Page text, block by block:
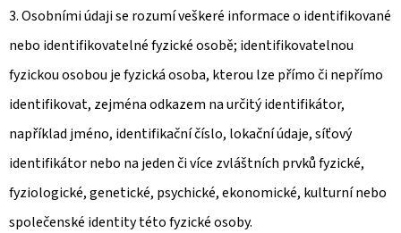
3. Osobními údaji se rozumí veškeré informace o identifikované
nebo identifikovatelné fyzické osobě; identifikovatelnou
fyzickou osobou je fyzická osoba, kterou lze přímo či nepřímo
identifikovat, zejména odkazem na určitý identifikátor,
například jméno, identifikační číslo, lokační údaje, síťový
identifikátor nebo na jeden či více zvláštních prvků fyzické,
fyziologické, genetické, psychické, ekonomické, kulturní nebo
společenské identity této fyzické osoby.
HLEDAT